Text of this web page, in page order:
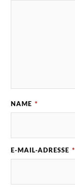
NAME *
E-MAIL-ADRESSE *